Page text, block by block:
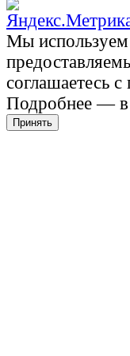
Мы
соглашаетесь
Подробнее — в
Принять